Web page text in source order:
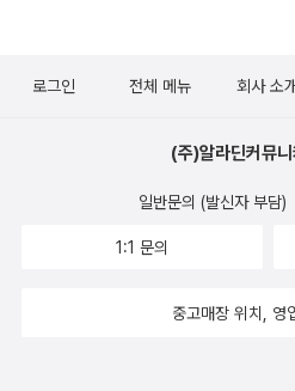
로그인 전체 메뉴 회사 소개
(주)알라딘커뮤
일반문의 (발신자 부담)
1:1 문의
중고매장 위치, 영